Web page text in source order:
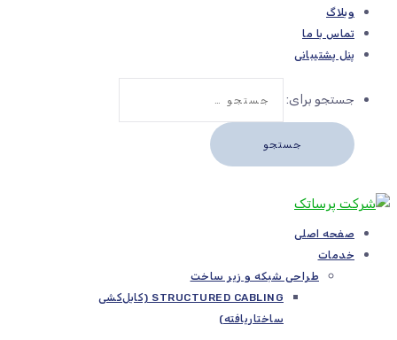
وبلاگ
تماس با ما
پنل پشتیبانی
جستجو برای:
صفحه اصلی
خدمات
طراحی شبکه و زیر ساخت
STRUCTURED CABLING (کابل‌کشی
ساختاریافته)